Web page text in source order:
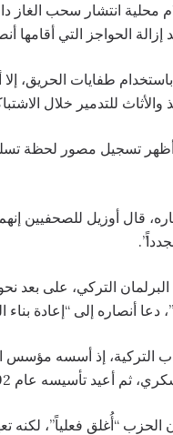
انتشار سحب الغاز
الحواجز التي أقامها
طفايات الحريق،
للتدمير خلال
وأظهر تسجيل مصور لحظة
قال أوزيل للصحفيين
أنصاره إلى “إعادة بناء
التركية، إذ أسسه مؤسس
“أُغلق فعلياً”، لكنه